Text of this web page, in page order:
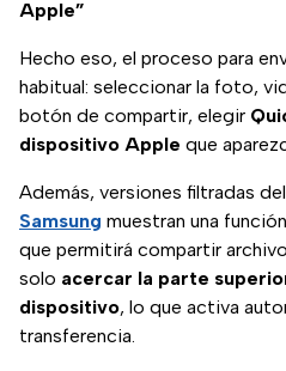
Apple”
Hecho eso, el proceso para
habitual: seleccionar la foto,
botón de compartir, elegir
dispositivo Apple que
Además, versiones filtradas
Samsung muestran una
que permitirá compartir
solo acercar la parte
dispositivo, lo que activa
transferencia.